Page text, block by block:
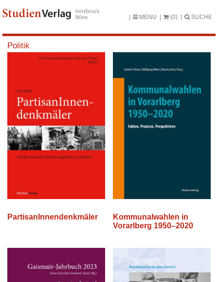
MENU (0) SUCHE
Politik
PartisanInnendenkmäler
Kommunalwahlen in
Vorarlberg 1950–2020